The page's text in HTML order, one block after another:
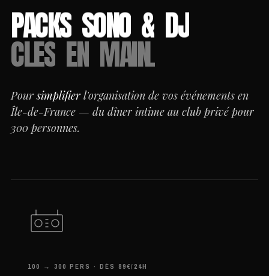
PACKS SONO & DJ
CLÉS EN MAIN.
Poursimplifier l'organisation de vos événements en
Île-de-France — du dîner intime au club privé pour
300 personnes.
100 → 300 PERS · DÈS 89€/24H